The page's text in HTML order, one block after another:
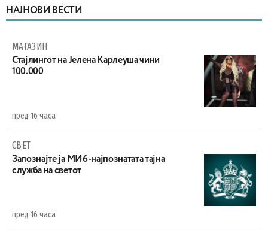
НАЈНОВИ ВЕСТИ
МАГАЗИН
Стајлингот на Јелена Карлеуша чини
100.000
пред 16 часа
СВЕТ
Запознајте ја МИ6-најпознатата тајна
служба на светот
пред 16 часа